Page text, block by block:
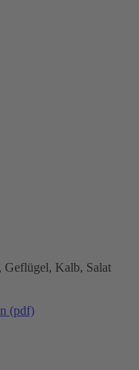
Geflügel, Kalb, Salat
(pdf)